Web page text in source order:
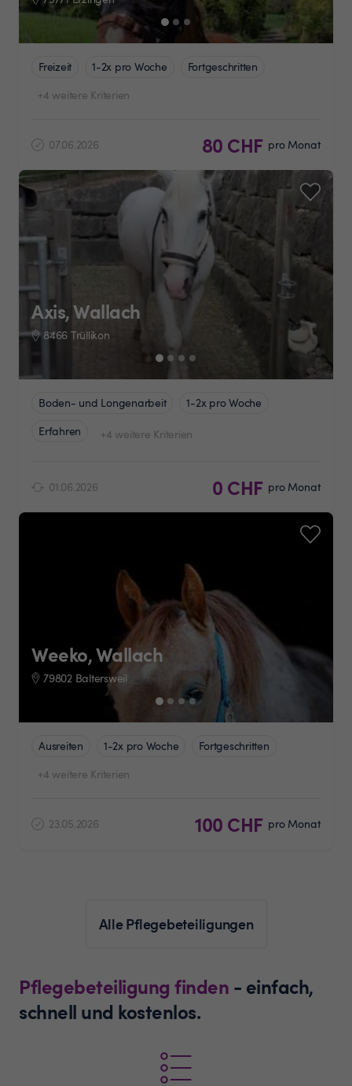
Freizeit 1-2x pro Woche
Fortgeschritten
+4 weitere Kriterien
07.06.2026 80 CHF pro Monat
Axis, Wallach
8466 Trüllikon
Boden- und Longenarbeit
1-2x pro Woche
Erfahren
+4 weitere Kriterien
01.06.2026 0 CHF pro Monat
Weeko, Wallach
79802 Baltersweil
Ausreiten 1-2x pro Woche
Fortgeschritten
+4 weitere Kriterien
23.05.2026 100 CHF pro Monat
Alle Pflegebeteiligungen
Pflegebeteiligung finden - einfach,
schnell und kostenlos.